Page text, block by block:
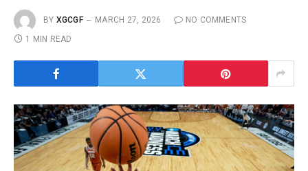
BY XGCGF MARCH 27, 2026
NO COMMENTS
1 MIN READ